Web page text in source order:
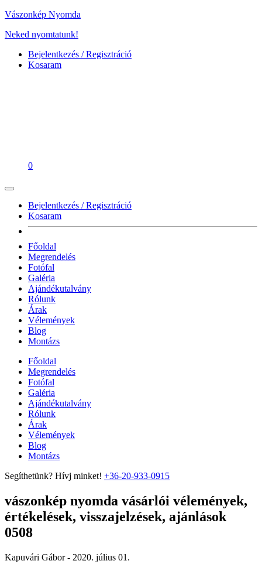
Vászonkép Nyomda
Neked nyomtatunk!
Bejelentkezés / Regisztráció
Kosaram
0
Bejelentkezés / Regisztráció
Kosaram
Főoldal
Megrendelés
Fotófal
Galéria
Ajándékutalvány
Rólunk
Árak
Vélemények
Blog
Montázs
Főoldal
Megrendelés
Fotófal
Galéria
Ajándékutalvány
Rólunk
Árak
Vélemények
Blog
Montázs
Segíthetünk? Hívj minket! +36-20-933-0915
vászonkép nyomda vásárlói vélemények,
értékelések, visszajelzések, ajánlások
0508
Kapuvári Gábor - 2020. július 01.